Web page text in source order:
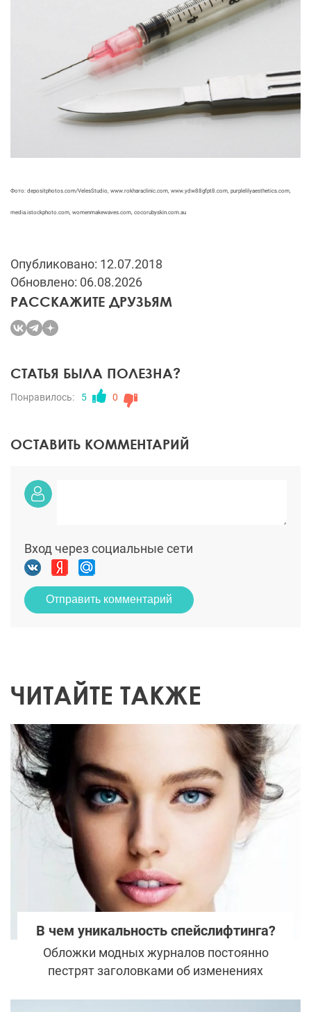
Фото: depositphotos.com/VelesStudio, www.rokharaclinic.com, www.ydw88gfpt8.com, purplelilyaesthetics.com,
media.istockphoto.com, womenmakewaves.com, cocorubyskin.com.au
Опубликовано: 12.07.2018
Обновлено: 06.08.2026
РАССКАЖИТЕ ДРУЗЬЯМ
СТАТЬЯ БЫЛА ПОЛЕЗНА?
Понравилось: 5 0
ОСТАВИТЬ КОММЕНТАРИЙ
Вход через социальные сети
Отправить комментарий
ЧИТАЙТЕ ТАКЖЕ
В чем уникальность спейслифтинга?
Обложки модных журналов постоянно
пестрят заголовками об изменениях